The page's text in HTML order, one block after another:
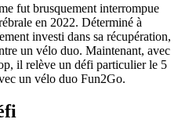
fut brusquement interrompue
en 2022. Déterminé à
investi dans sa récupération,
un vélo duo. Maintenant, avec
il relève un défi particulier le 5
un vélo duo Fun2Go.